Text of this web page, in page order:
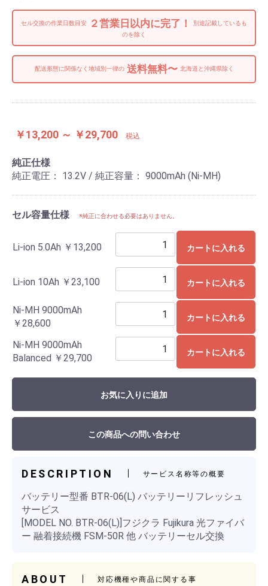
セル交換の作業日数目安 ２営業日以内に完了！
別途記載しているも
のを除く
配送形態に関係なく地域別一律の送料無料〜 北海道と沖縄県除く
￥13,200 ～ ￥29,700 税込
純正仕様
純正電圧： 13.2V / 純正容量： 9000mAh (Ni-MH)
セル容量仕様 ※純正に合わせる必要はありません。
Li-ion 5.0Ah ￥13,200 カートに入れる
Li-ion 10Ah ￥23,100 カートに入れる
Ni-MH 9000mAh
￥28,600
カートに入れる
Ni-MH 9000mAh
Balanced ￥29,700 カートに入れる
お気に入りに追加
この商品への問い合わせ
DESCRIPTION サービス名称等の概要
バッテリー型番 BTR-06(L) バッテリーリフレッシュ
サービス
[MODEL NO. BTR-06(L)]フジクラ Fujikura 光ファイバ
ー 融着接続機 FSM-50R 他 バッテリーセル交換
ABOUT 対応機種や商品に関する事